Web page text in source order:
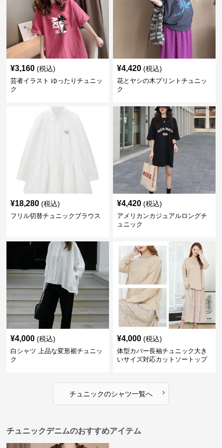
¥3,160 (税込)
芸者イラスト ゆったりチュニッ
ク
¥4,420 (税込)
花とヤシの木プリントチュニッ
ク
¥18,280 (税込)
フリル切替チュニックブラウス
¥4,420 (税込)
アメリカンカジュアルロングチ
ュニック
¥4,000 (税込)
白シャツ 上品な変形裾チュニッ
ク
¥4,000 (税込)
体型カバー長袖チュニック大き
いサイズ対応カットソートップ
チュニックのシャツ一覧へ ›
チュニックデニムのおすすめアイテム